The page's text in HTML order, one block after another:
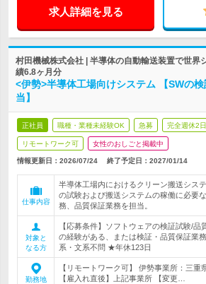
求人詳細を見る
村田機械株式会社 | 半導体の自動輸送装置で世界
績6.8ヶ月分
<伊勢>半導体工場向けシステム 【SWの
当】
正社員 職種・業種未経験OK 急募 完全週休2
リモートワーク可 女性のおしごと掲載中
情報更新日：2026/07/24 終了予定日： 2027/01/14
仕事内容
半導体工場内におけるクリーン搬送シス
の試験および搬送システムの稼働に必要
務、品質保証業務を担当。
対象と
なる方
【応募条件】ソフトウェアの検証試験/品
の経験がある、または検証・品質保証業
系・文系不問 ★年休123日
勤務地
【リモートワーク可】 伊勢事業所：三重
【雇入れ直後】上記事業所 【変更…